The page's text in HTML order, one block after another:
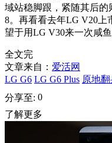
域站稳脚跟，紧随其后的
8。再看看去年LG V20上
望于用LG V30来一次咸
全文完
文章来自： 爱活网
LG G6 LG G6 Plus 原地
分享至: 0
了解更多